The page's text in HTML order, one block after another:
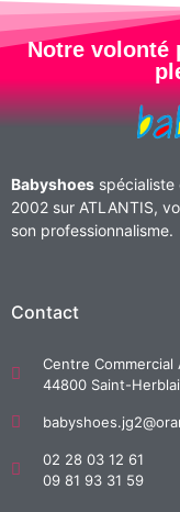
Notre volonté
Babyshoes
2002 sur ATLANTIS,
son professionnalisme.
Contact
Centre Commercial
44800 Saint-
02 28 03 12 61
09 81 93 31 59